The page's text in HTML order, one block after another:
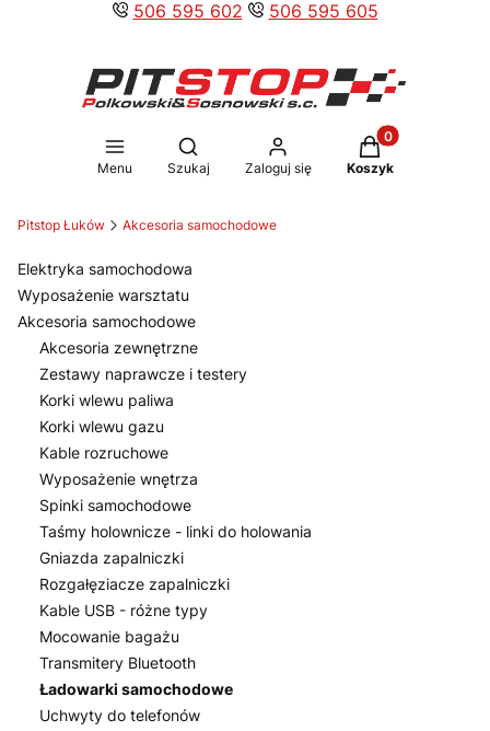
506 595 602 506 595 605
Menu
Otwórz wyszukiwarkę
Szukaj Zaloguj się
Produkty w
Koszyk
Pitstop Łuków Akcesoria samochodowe
Elektryka samochodowa
Wyposażenie warsztatu
Akcesoria samochodowe
Akcesoria zewnętrzne
Zestawy naprawcze i testery
Korki wlewu paliwa
Korki wlewu gazu
Kable rozruchowe
Wyposażenie wnętrza
Spinki samochodowe
Taśmy holownicze - linki do holowania
Gniazda zapalniczki
Rozgałęziacze zapalniczki
Kable USB - różne typy
Mocowanie bagażu
Transmitery Bluetooth
Ładowarki samochodowe
Uchwyty do telefonów